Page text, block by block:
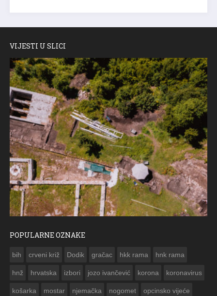
VIJESTI U SLICI
POPULARNE OZNAKE
bih crveni križ Dodik gračac hkk rama hnk rama
hnž hrvatska izbori jozo ivančević korona koronavirus
košarka mostar njemačka nogomet opcinsko vijeće